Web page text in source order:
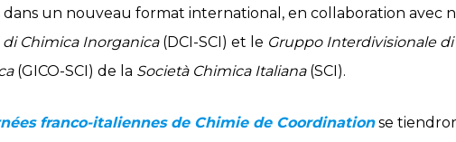
dans un nouveau format international, en collaboration avec
di Chimica Inorganica(DCI-SCI) et le Gruppo Interdivisionale
(GICO-SCI) de la Società Chimica Italiana(SCI).
franco-italiennes de Chimie de Coordinationse